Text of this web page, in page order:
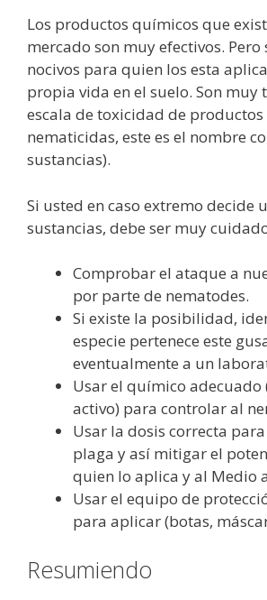
Los productos químicos que
mercado son muy efectivos. Pero
nocivos para quien los esta
propia vida en el suelo. Son muy
escala de toxicidad de productos
nematicidas, este es el nombre
sustancias).
Si usted en caso extremo decide
sustancias, debe ser muy
Comprobar el ataque a
por parte de nematodes.
Si existe la posibilidad,
especie pertenece este
eventualmente a un
Usar el químico
activo) para controlar al
Usar la dosis correcta
plaga y así mitigar el
quien lo aplica y al Medio
Usar el equipo de
para aplicar (botas,
Resumiendo